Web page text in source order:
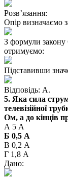
Розв’язання:
Опір визначаємо
З формули
отримуємо:
Підставивши
Відповідь: А.
5. Яка сила
телевізійної
Ом, а до кінців
А 5 А
Б 0,5 А
В 0,2 А
Г 1,8 А
Дано: